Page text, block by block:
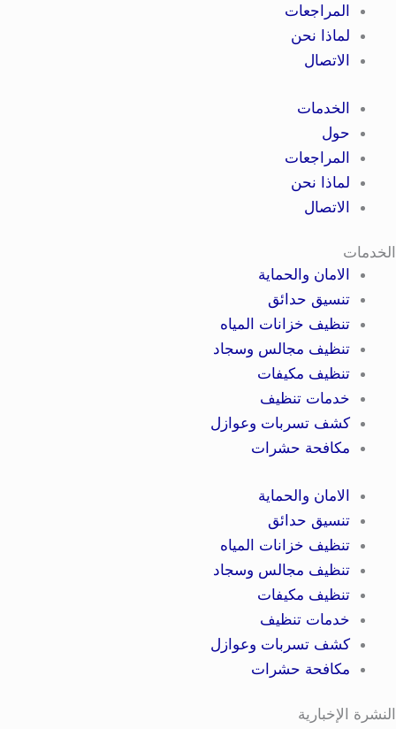
المراجعات
لماذا نحن
الاتصال
الخدمات
حول
المراجعات
لماذا نحن
الاتصال
الخدمات
الامان والحماية
تنسيق حدائق
تنظيف خزانات المياه
تنظيف مجالس وسجاد
تنظيف مكيفات
خدمات تنظيف
كشف تسربات وعوازل
مكافحة حشرات
الامان والحماية
تنسيق حدائق
تنظيف خزانات المياه
تنظيف مجالس وسجاد
تنظيف مكيفات
خدمات تنظيف
كشف تسربات وعوازل
مكافحة حشرات
النشرة الإخبارية